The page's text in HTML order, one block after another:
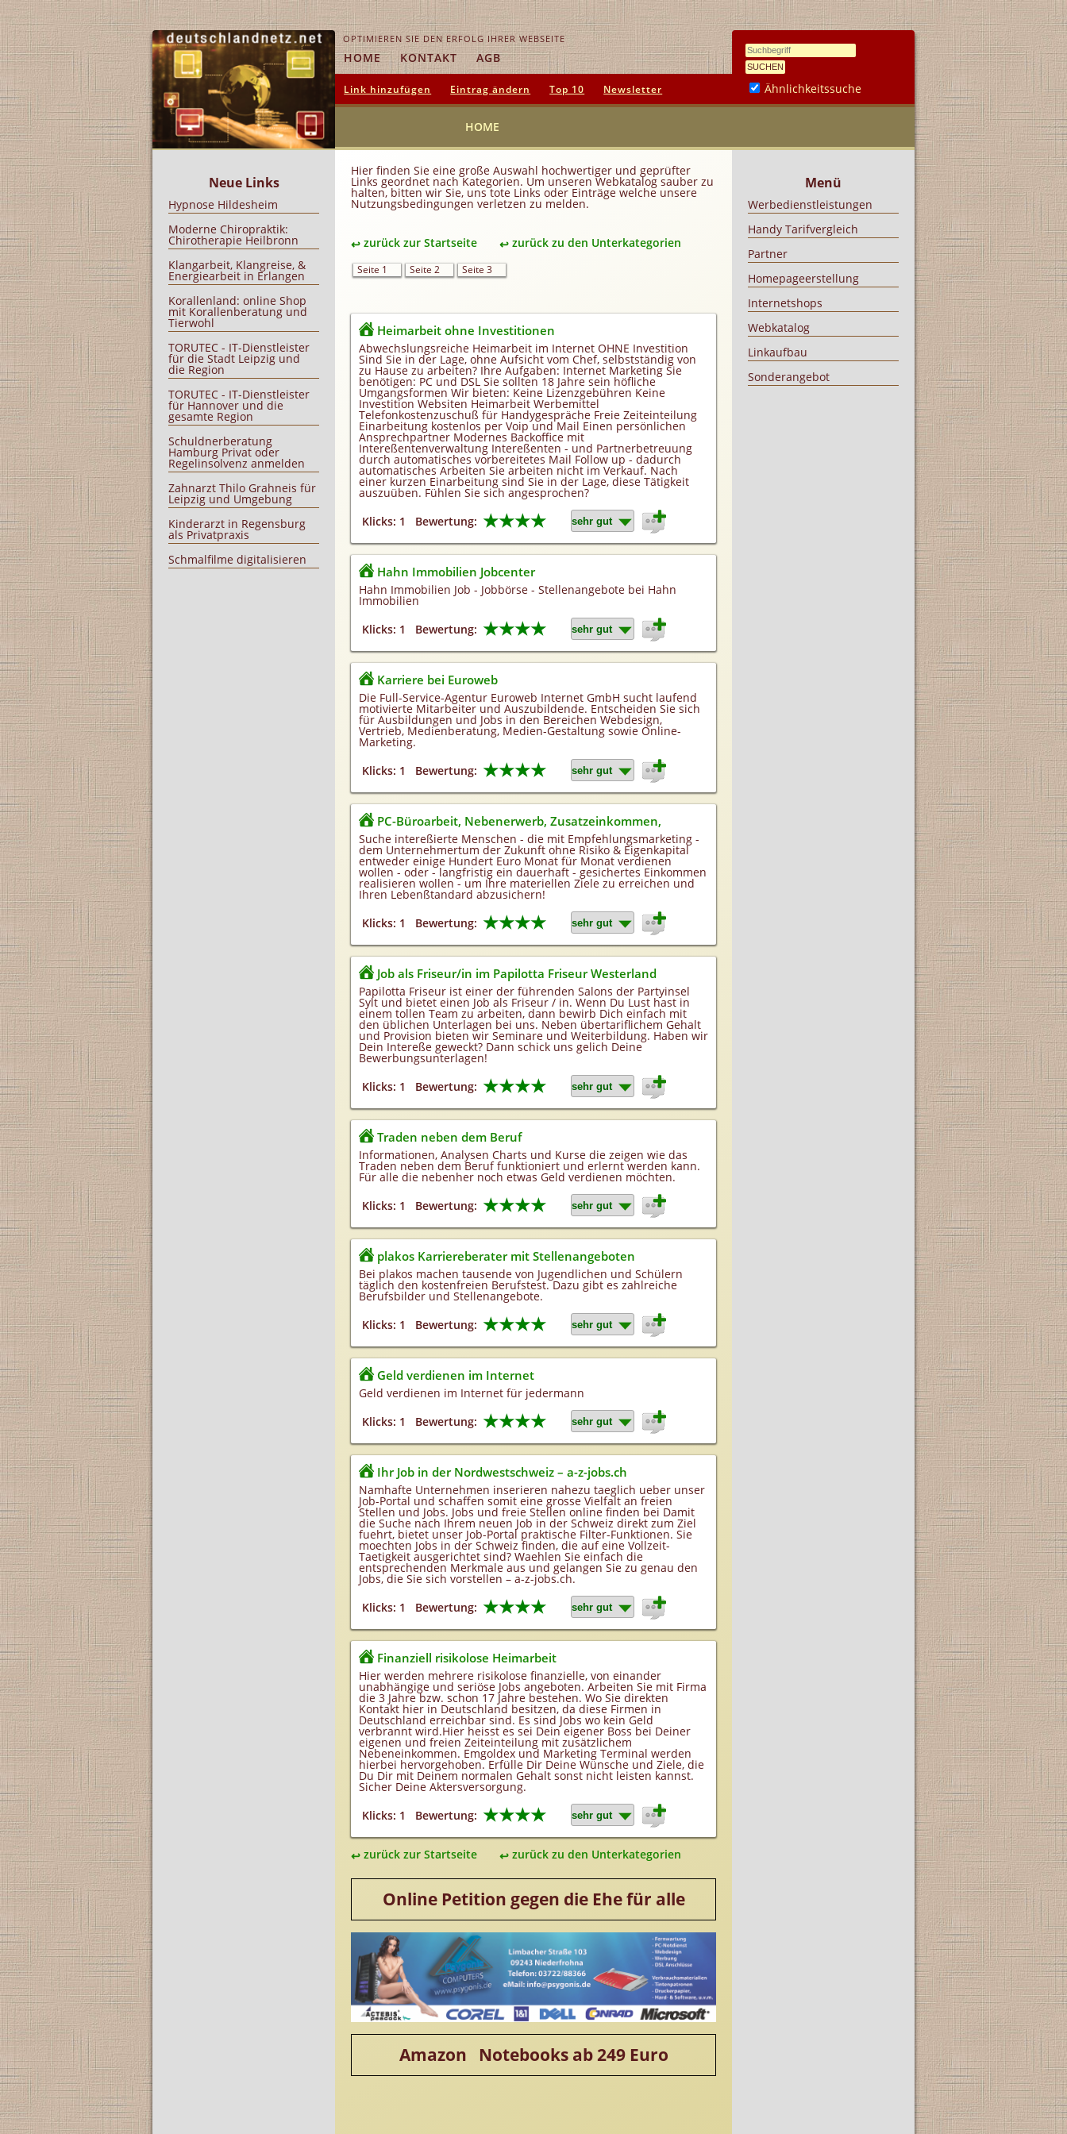
OPTIMIEREN SIE DEN ERFOLG IHRER WEBSEITE
HOME KONTAKT AGB
Link hinzufügen Eintrag ändern Top 10 Newsletter Ähnlichkeitssuche
HOME
Hier finden Sie eine große Auswahl hochwertiger und geprüfter
Links geordnet nach Kategorien. Um unseren Webkatalog sauber zu
halten, bitten wir Sie, uns tote Links oder Einträge welche unsere
Nutzungsbedingungen verletzen zu melden.
zurück zur Startseite zurück zu den Unterkategorien
Seite 1 Seite 2 Seite 3
Heimarbeit ohne Investitionen
Abwechslungsreiche Heimarbeit im Internet OHNE Investition
Sind Sie in der Lage, ohne Aufsicht vom Chef, selbstständig von
zu Hause zu arbeiten? Ihre Aufgaben: Internet Marketing Sie
benötigen: PC und DSL Sie sollten 18 Jahre sein höfliche
Umgangsformen Wir bieten: Keine Lizenzgebühren Keine
Investition Websiten Heimarbeit Werbemittel
Telefonkostenzuschuß für Handygespräche Freie Zeiteinteilung
Einarbeitung kostenlos per Voip und Mail Einen persönlichen
Ansprechpartner Modernes Backoffice mit
Intereßentenverwaltung Intereßenten - und Partnerbetreuung
durch automatisches vorbereitetes Mail Follow up - dadurch
automatisches Arbeiten Sie arbeiten nicht im Verkauf. Nach
einer kurzen Einarbeitung sind Sie in der Lage, diese Tätigkeit
auszuüben. Fühlen Sie sich angesprochen?
Klicks: 1
Bewertung: ★★★★
Hahn Immobilien Jobcenter
Hahn Immobilien Job - Jobbörse - Stellenangebote bei Hahn
Immobilien
Klicks: 1
Bewertung: ★★★★
Karriere bei Euroweb
Die Full-Service-Agentur Euroweb Internet GmbH sucht laufend
motivierte Mitarbeiter und Auszubildende. Entscheiden Sie sich
für Ausbildungen und Jobs in den Bereichen Webdesign,
Vertrieb, Medienberatung, Medien-Gestaltung sowie Online-
Marketing.
Klicks: 1
Bewertung: ★★★★
PC-Büroarbeit, Nebenerwerb, Zusatzeinkommen,
Suche intereßierte Menschen - die mit Empfehlungsmarketing -
dem Unternehmertum der Zukunft ohne Risiko & Eigenkapital
entweder einige Hundert Euro Monat für Monat verdienen
wollen - oder - langfristig ein dauerhaft - gesichertes Einkommen
realisieren wollen - um Ihre materiellen Ziele zu erreichen und
Ihren Lebenßtandard abzusichern!
Klicks: 1
Bewertung: ★★★★
Job als Friseur/in im Papilotta Friseur Westerland
Papilotta Friseur ist einer der führenden Salons der Partyinsel
Sylt und bietet einen Job als Friseur / in. Wenn Du Lust hast in
einem tollen Team zu arbeiten, dann bewirb Dich einfach mit
den üblichen Unterlagen bei uns. Neben übertariflichem Gehalt
und Provision bieten wir Seminare und Weiterbildung. Haben wir
Dein Intereße geweckt? Dann schick uns gelich Deine
Bewerbungsunterlagen!
Klicks: 1
Bewertung: ★★★★
Traden neben dem Beruf
Informationen, Analysen Charts und Kurse die zeigen wie das
Traden neben dem Beruf funktioniert und erlernt werden kann.
Für alle die nebenher noch etwas Geld verdienen möchten.
Klicks: 1
Bewertung: ★★★★
plakos Karriereberater mit Stellenangeboten
Bei plakos machen tausende von Jugendlichen und Schülern
täglich den kostenfreien Berufstest. Dazu gibt es zahlreiche
Berufsbilder und Stellenangebote.
Klicks: 1
Bewertung: ★★★★
Geld verdienen im Internet
Geld verdienen im Internet für jedermann
Klicks: 1
Bewertung: ★★★★
Ihr Job in der Nordwestschweiz – a-z-jobs.ch
Namhafte Unternehmen inserieren nahezu taeglich ueber unser
Job-Portal und schaffen somit eine grosse Vielfalt an freien
Stellen und Jobs. Jobs und freie Stellen online finden bei Damit
die Suche nach Ihrem neuen Job in der Schweiz direkt zum Ziel
fuehrt, bietet unser Job-Portal praktische Filter-Funktionen. Sie
moechten Jobs in der Schweiz finden, die auf eine Vollzeit-
Taetigkeit ausgerichtet sind? Waehlen Sie einfach die
entsprechenden Merkmale aus und gelangen Sie zu genau den
Jobs, die Sie sich vorstellen – a-z-jobs.ch.
Klicks: 1
Bewertung: ★★★★
Finanziell risikolose Heimarbeit
Hier werden mehrere risikolose finanzielle, von einander
unabhängige und seriöse Jobs angeboten. Arbeiten Sie mit Firma
die 3 Jahre bzw. schon 17 Jahre bestehen. Wo Sie direkten
Kontakt hier in Deutschland besitzen, da diese Firmen in
Deutschland erreichbar sind. Es sind Jobs wo kein Geld
verbrannt wird.Hier heisst es sei Dein eigener Boss bei Deiner
eigenen und freien Zeiteinteilung mit zusätzlichem
Nebeneinkommen. Emgoldex und Marketing Terminal werden
hierbei hervorgehoben. Erfülle Dir Deine Wünsche und Ziele, die
Du Dir mit Deinem normalen Gehalt sonst nicht leisten kannst.
Sicher Deine Aktersversorgung.
Klicks: 1
Bewertung: ★★★★
zurück zur Startseite zurück zu den Unterkategorien
Online Petition gegen die Ehe für alle
Amazon Notebooks ab 249 Euro
Neue Links
Hypnose Hildesheim
Moderne Chiropraktik:
Chirotherapie Heilbronn
Klangarbeit, Klangreise, &
Energiearbeit in Erlangen
Korallenland: online Shop
mit Korallenberatung und
Tierwohl
TORUTEC - IT-Dienstleister
für die Stadt Leipzig und
die Region
TORUTEC - IT-Dienstleister
für Hannover und die
gesamte Region
Schuldnerberatung
Hamburg Privat oder
Regelinsolvenz anmelden
Zahnarzt Thilo Grahneis für
Leipzig und Umgebung
Kinderarzt in Regensburg
als Privatpraxis
Schmalfilme digitalisieren
Menü
Werbedienstleistungen
Handy Tarifvergleich
Partner
Homepageerstellung
Internetshops
Webkatalog
Linkaufbau
Sonderangebot